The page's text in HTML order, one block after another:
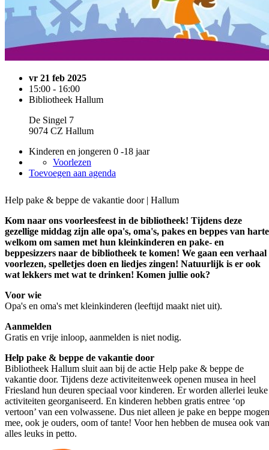
vr 21 feb 2025
15:00 - 16:00
Bibliotheek Hallum
De Singel 7
9074 CZ Hallum
Kinderen en jongeren 0 -18 jaar
Voorlezen
Toevoegen aan agenda
Help pake & beppe de vakantie door | Hallum
Kom naar ons voorleesfeest in de bibliotheek! Tijdens deze
gezellige middag zijn alle opa's, oma's, pakes en beppes van harte
welkom om samen met hun kleinkinderen en pake- en
beppesizzers naar de bibliotheek te komen! We gaan een verhaal
voorlezen, spelletjes doen en liedjes zingen! Natuurlijk is er ook
wat lekkers met wat te drinken! Komen jullie ook?
Voor wie
Opa's en oma's met kleinkinderen (leeftijd maakt niet uit).
Aanmelden
Gratis en vrije inloop, aanmelden is niet nodig.
Help pake & beppe de vakantie door
Bibliotheek Hallum sluit aan bij de actie Help pake & beppe de
vakantie door. Tijdens deze activiteitenweek openen musea in heel
Friesland hun deuren speciaal voor kinderen. Er worden allerlei leuke
activiteiten georganiseerd. En kinderen hebben gratis entree ‘op
vertoon’ van een volwassene. Dus niet alleen je pake en beppe mogen
mee, ook je ouders, oom of tante! Voor hen hebben de musea ook van
alles leuks in petto.